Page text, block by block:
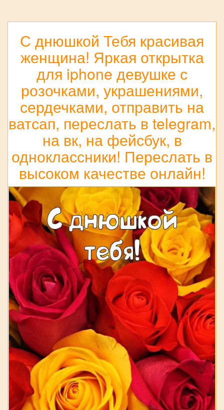
С днюшкой Тебя красивая
женщина! Яркая открытка
для iphone девушке с
розочками, украшениями,
сердечками, отправить на
ватсап, переслать в telegram,
на вк, на фейсбук, в
одноклассники! Переслать в
высоком качестве онлайн!